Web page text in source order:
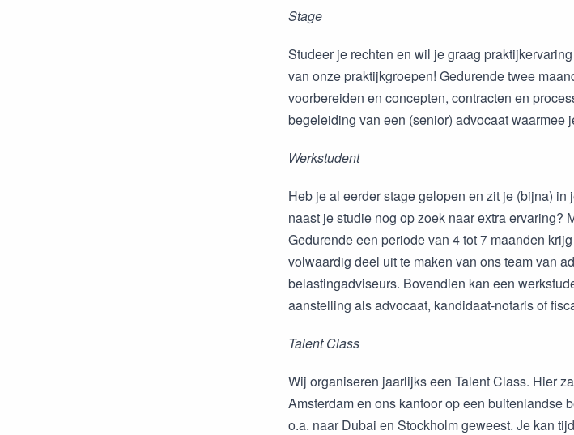
Stage
Studeer je rechten en wil je graag
van onze praktijkgroepen! Gedurende twee
voorbereiden en concepten, contracten en
begeleiding van een (senior) advocaat waarmee
Werkstudent
Heb je al eerder stage gelopen en zit je (bijna)
naast je studie nog op zoek naar extra ervaring?
Gedurende een periode van 4 tot 7 maanden
volwaardig deel uit te maken van ons team van
belastingadviseurs. Bovendien kan een
aanstelling als advocaat, kandidaat-notaris of
Talent Class
Wij organiseren jaarlijks een Talent Class. Hier
Amsterdam en ons kantoor op een buitenlandse
o.a. naar Dubai en Stockholm geweest. Je kan